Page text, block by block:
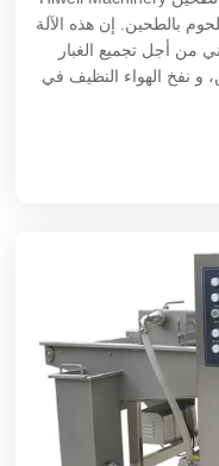
بالطحين. إن هذه الآلة
من أجل تجميع الغبار
و نفخ الهواء النظيف في